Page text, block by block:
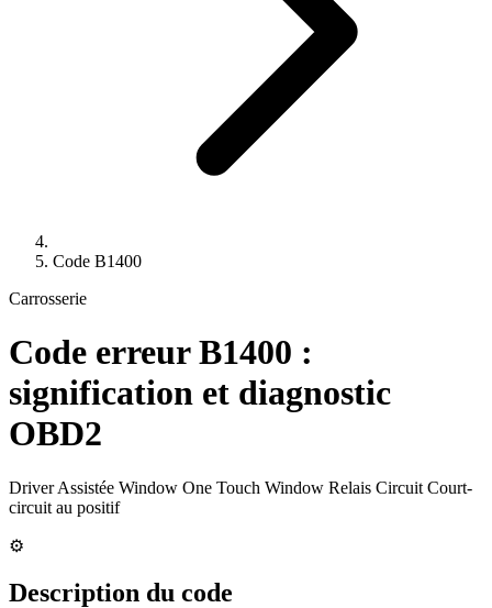
Code B1400
Carrosserie
Code erreurB1400 :
signification et diagnostic
OBD2
Driver Assistée Window One Touch Window Relais Circuit Court-
circuit au positif
⚙️
Description du code